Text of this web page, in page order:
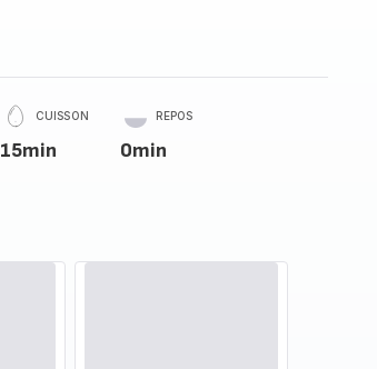
CUISSON
15min
REPOS
0min